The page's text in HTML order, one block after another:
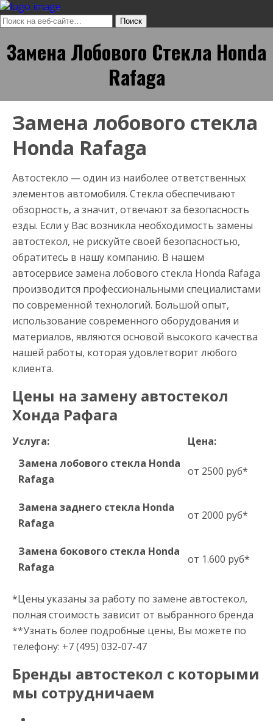
Замена Лобового Стекла Honda
Rafaga
Замена лобового стекла
Honda Rafaga
Автостекло — один из наиболее ответственных
элементов автомобиля. Стекла обеспечивают
обзорность, а значит, отвечают за безопасность
езды. Если у Вас возникла необходимость замены
автостекол, не рискуйте своей безопасностью,
обратитесь в нашу компанию. В нашем
автосервисе замена лобового стекла Honda Rafaga
производится профессиональными специалистами
по современной технологий. Большой опыт,
использование современного оборудования и
материалов, являются основой высокого качества
нашей работы, которая удовлетворит любого
клиента.
Цены на замену автостекол
Хонда Рафага
Услуга:
Цена:
Замена лобового стекла Honda
Rafaga
от 2500 руб*
Замена заднего стекла Honda
Rafaga
от 2000 руб*
Замена бокового стекла Honda
Rafaga
от 1.600 руб*
*Цены указаны за работу по замене автостекол,
полная стоимость зависит от выбранного бренда
**Узнать более подробные цены, Вы можете по
телефону: +7 (495) 032-07-47
Бренды автостекол с которыми
мы сотрудничаем